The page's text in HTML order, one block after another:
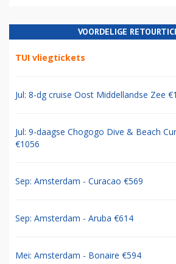
VOORDELIGE
TUI vliegtickets
Jul: 8-dg cruise Oost Middellandse Zee
Jul: 9-daagse Chogogo Dive & Beach
€1056
Sep: Amsterdam - Curacao €569
Sep: Amsterdam - Aruba €614
Mei: Amsterdam - Bonaire €594